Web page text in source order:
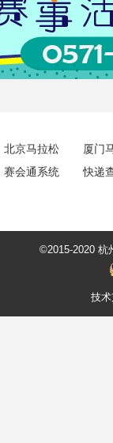
北京马拉松 厦门
赛会通系统 快递
©2015-2020 杭
技